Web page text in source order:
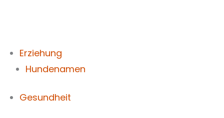
Erziehung
Hundenamen
Gesundheit